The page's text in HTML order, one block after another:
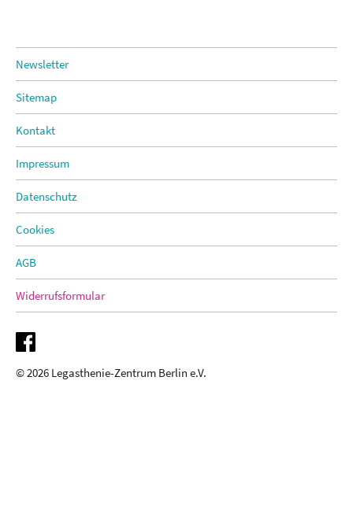
Newsletter
Sitemap
Kontakt
Impressum
Datenschutz
Cookies
AGB
Widerrufsformular
© 2026 Legasthenie-Zentrum Berlin e.V.